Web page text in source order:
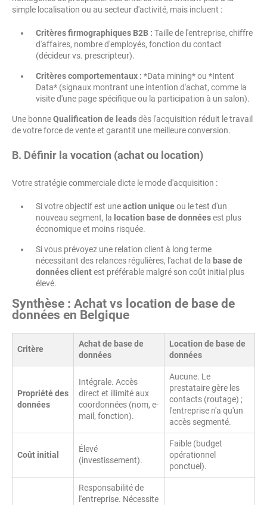
simple localisation ou au secteur d'activité, mais incluent :
Critères firmographiques B2B : Taille de l'entreprise, chiffre
d'affaires, nombre d'employés, fonction du contact
(décideur vs. prescripteur).
Critères comportementaux : *Data mining* ou *Intent
Data* (signaux montrant une intention d'achat, comme la
visite d'une page spécifique ou la participation à un salon).
Une bonneQualification de leadsdès l'acquisition réduit le travail
de votre force de vente et garantit une meilleure conversion.
B. Définir la vocation (achat ou location)
Votre stratégie commerciale dicte le mode d'acquisition :
Si votre objectif est uneaction uniqueou le test d'un
nouveau segment, la location base de donnéesest plus
économique et moins risquée.
Si vous prévoyez une relation client à long terme
nécessitant des relances régulières, l'achat de la base de
données clientest préférable malgré son coût initial plus
élevé.
Synthèse : Achat vs location de base de
données en Belgique
Critère
Achat de base de
données
Location de base de
données
Propriété des
données
Intégrale. Accès
direct et illimité aux
coordonnées (nom, e-
mail, fonction).
Aucune. Le
prestataire gère les
contacts (routage) ;
l'entreprise n'a qu'un
accès segmenté.
Coût initial
Élevé
(investissement).
Faible (budget
opérationnel
ponctuel).
Responsabilité de
l'entreprise. Nécessite